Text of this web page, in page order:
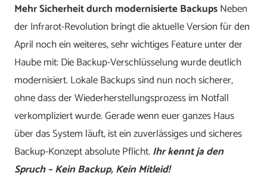
Mehr Sicherheit durch modernisierte BackupsNeben
der Infrarot-Revolution bringt die aktuelle Version für den
April noch ein weiteres, sehr wichtiges Feature unter der
Haube mit: Die Backup-Verschlüsselung wurde deutlich
modernisiert. Lokale Backups sind nun noch sicherer,
ohne dass der Wiederherstellungsprozess im Notfall
verkompliziert wurde. Gerade wenn euer ganzes Haus
über das System läuft, ist ein zuverlässiges und sicheres
Backup-Konzept absolute Pflicht.Ihr kennt ja den
Spruch – Kein Backup, Kein Mitleid!